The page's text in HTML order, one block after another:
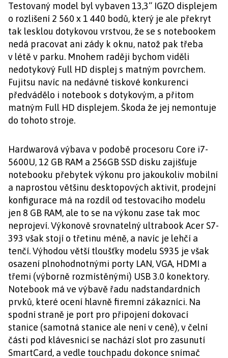
Testovaný model byl vybaven 13,3“ IGZO displejem
o rozlišení 2 560 x 1 440 bodů, který je ale překryt
tak lesklou dotykovou vrstvou, že se s notebookem
nedá pracovat ani zády k oknu, natož pak třeba
v létě v parku. Mnohem raději bychom viděli
nedotykový Full HD displej s matným povrchem.
Fujitsu navíc na nedávné tiskové konkurenci
předvádělo i notebook s dotykovým, a přitom
matným Full HD displejem. Škoda že jej nemontuje
do tohoto stroje.
Hardwarová výbava v podobě procesoru Core i7-
5600U, 12 GB RAM a 256GB SSD disku zajišťuje
notebooku přebytek výkonu pro jakoukoliv mobilní
a naprostou většinu desktopových aktivit, prodejní
konfigurace má na rozdíl od testovacího modelu
jen 8 GB RAM, ale to se na výkonu zase tak moc
neprojeví. Výkonově srovnatelný ultrabook Acer S7-
393 však stojí o třetinu méně, a navíc je lehčí a
tenčí. Výhodou větší tloušťky modelu S935 je však
osazení plnohodnotnými porty LAN, VGA, HDMI a
třemi (výborně rozmístěnými) USB 3.0 konektory.
Notebook má ve výbavě řadu nadstandardních
prvků, které ocení hlavně firemní zákazníci. Na
spodní straně je port pro připojení dokovací
stanice (samotná stanice ale není v ceně), v čelní
části pod klávesnicí se nachází slot pro zasunutí
SmartCard, a vedle touchpadu dokonce snímač